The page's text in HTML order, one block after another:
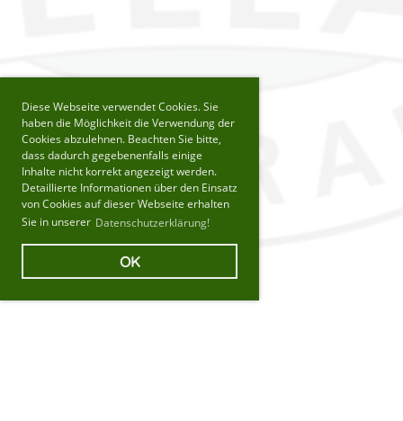
Diese Webseite verwendet Cookies. Sie
haben die Möglichkeit die Verwendung der
Cookies abzulehnen. Beachten Sie bitte,
dass dadurch gegebenenfalls einige
Inhalte nicht korrekt angezeigt werden.
Detaillierte Informationen über den Einsatz
von Cookies auf dieser Webseite erhalten
Sie in unserer Datenschutzerklärung!
OK